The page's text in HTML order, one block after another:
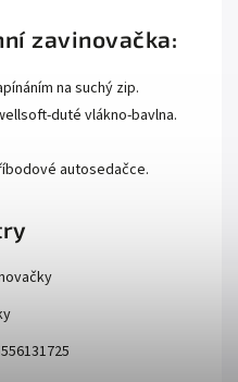
zavinovačka:
na suchý zip.
duté vlákno-bavlna.
autosedačce.